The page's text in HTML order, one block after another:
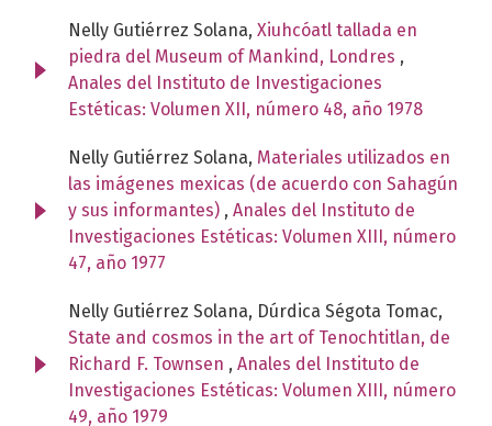
Nelly Gutiérrez Solana, Xiuhcóatl tallada en
piedra del Museum of Mankind, Londres ,
Anales del Instituto de Investigaciones
Estéticas: Volumen XII, número 48, año 1978
Nelly Gutiérrez Solana, Materiales utilizados en
las imágenes mexicas (de acuerdo con Sahagún
y sus informantes) , Anales del Instituto de
Investigaciones Estéticas: Volumen XIII, número
47, año 1977
Nelly Gutiérrez Solana, Dúrdica Ségota Tomac,
State and cosmos in the art of Tenochtitlan, de
Richard F. Townsen , Anales del Instituto de
Investigaciones Estéticas: Volumen XIII, número
49, año 1979